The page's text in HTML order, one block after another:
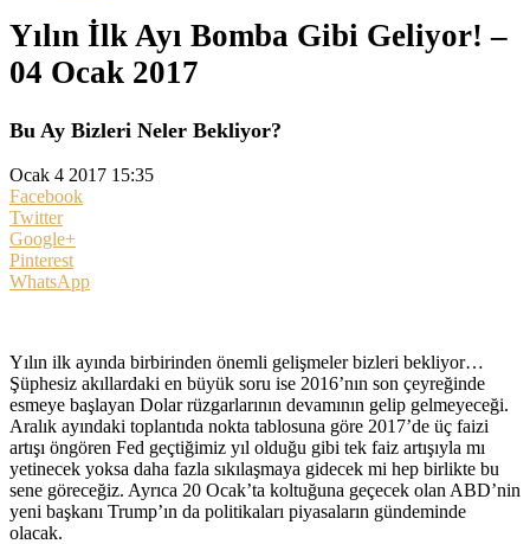
Yılın İlk Ayı Bomba Gibi Geliyor! –
04 Ocak 2017
Bu Ay Bizleri Neler Bekliyor?
Ocak 4 2017 15:35
Facebook
Twitter
Google+
Pinterest
WhatsApp
Yılın ilk ayında birbirinden önemli gelişmeler bizleri bekliyor…
Şüphesiz akıllardaki en büyük soru ise 2016’nın son çeyreğinde
esmeye başlayan Dolar rüzgarlarının devamının gelip gelmeyeceği.
Aralık ayındaki toplantıda nokta tablosuna göre 2017’de üç faizi
artışı öngören Fed geçtiğimiz yıl olduğu gibi tek faiz artışıyla mı
yetinecek yoksa daha fazla sıkılaşmaya gidecek mi hep birlikte bu
sene göreceğiz. Ayrıca 20 Ocak’ta koltuğuna geçecek olan ABD’nin
yeni başkanı Trump’ın da politikaları piyasaların gündeminde
olacak.